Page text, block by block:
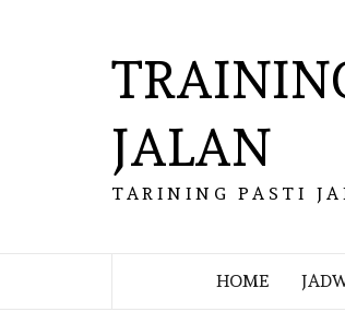
JALAN
TARINING PASTI
HOME